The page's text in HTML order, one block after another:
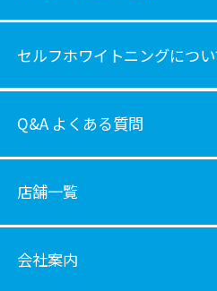
セルフホワイトニングにつ
Q&A よくある質問
店舗一覧
会社案内